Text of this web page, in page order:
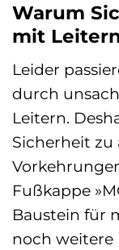
Warum
mit
Leider
durch
Leitern.
Sicherheit
Fußkappe
Baustein für
noch weitere